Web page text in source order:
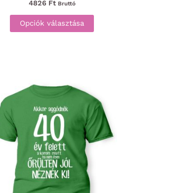
4826 Ft Bruttó
Opciók választása
Ennek
a
A
változatok
a